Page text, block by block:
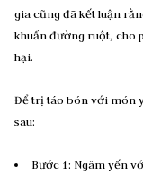
gia cũng đã kết luận
khuẩn đường ruột, cho
hại.
Để trị táo bón với món
sau:
Bước 1: Ngâm yến